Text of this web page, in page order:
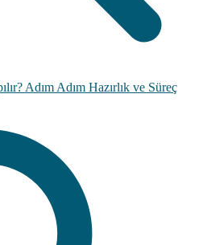
Adım Adım Hazırlık ve Süreç